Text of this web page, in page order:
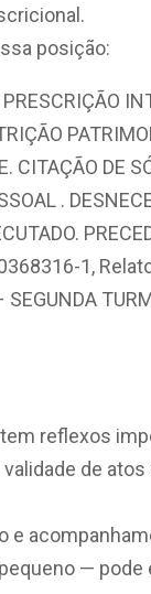
posição:
CITAÇÃO DE
.
1,
reflexos
validade de
e
— pode